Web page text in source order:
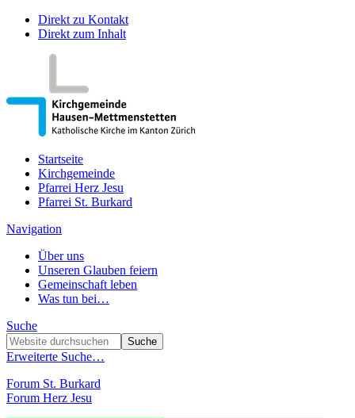
Direkt zu Kontakt
Direkt zum Inhalt
Startseite
Kirchgemeinde
Pfarrei Herz Jesu
Pfarrei St. Burkard
Navigation
Über uns
Unseren Glauben feiern
Gemeinschaft leben
Was tun bei…
Suche
Erweiterte Suche…
Forum St. Burkard
Forum Herz Jesu